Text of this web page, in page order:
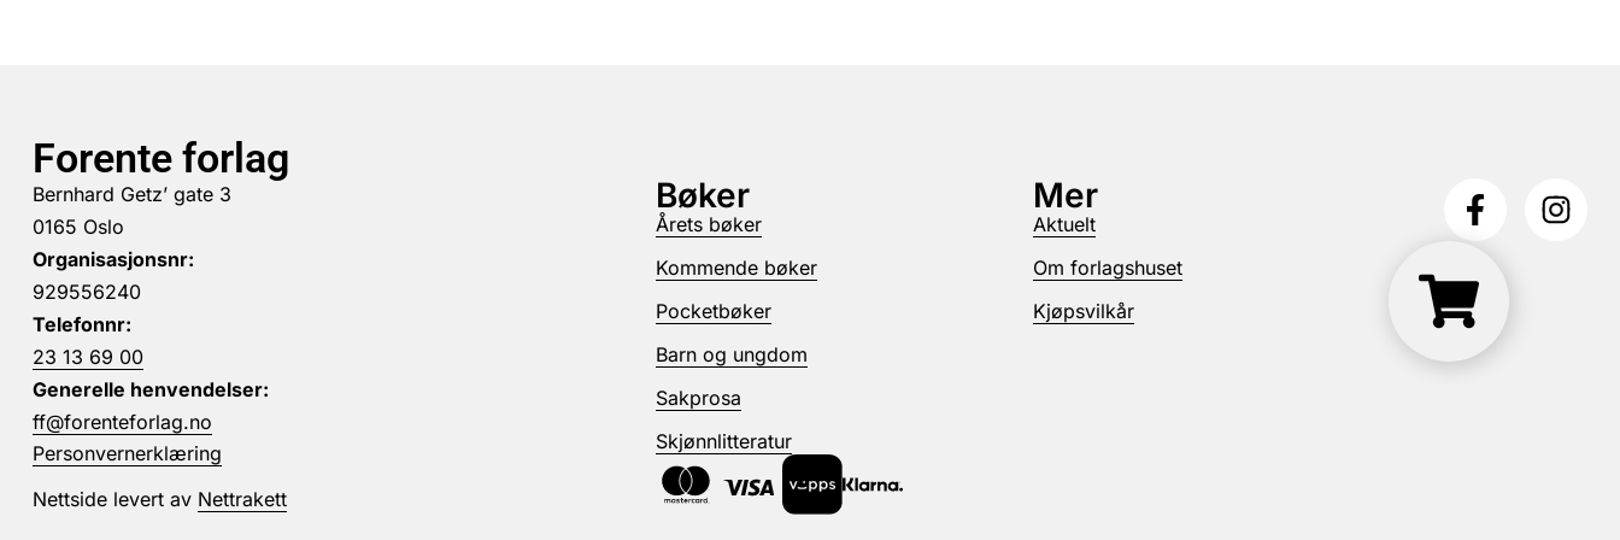
Forente forlag
Bernhard Getz’ gate 3
0165 Oslo
Organisasjonsnr:
929556240
Telefonnr:
23 13 69 00
Generelle henvendelser:
ff@forenteforlag.no
Personvernerklæring
Nettside levert av Nettrakett
Bøker
Årets bøker
Kommende bøker
Pocketbøker
Barn og ungdom
Sakprosa
Skjønnlitteratur
Mer
Aktuelt
Om forlagshuset
Kjøpsvilkår